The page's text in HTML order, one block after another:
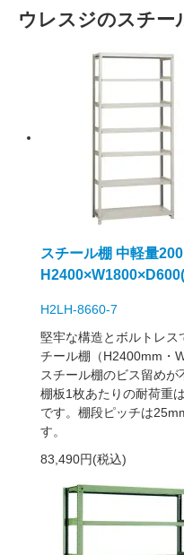
ウレスジのスチー
スチール棚 中軽量
H2LH-8660-7
堅牢な構造とボルトレス
チール棚（H2400mm・
スチール棚のビス留めが
棚板1枚あたりの耐荷重
です。棚段ピッチは
す。
83,490円(税込)